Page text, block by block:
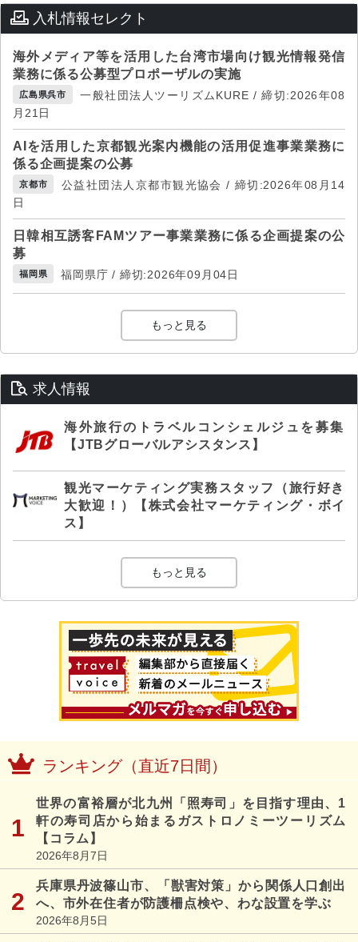
入札情報セレクト
海外メディア等を活用した台湾市場向け観光情報発信
業務に係る公募型プロポーザルの実施
広島県呉市
一般社団法人ツーリズムKURE / 締切:2026年08
月21日
AIを活用した京都観光案内機能の活用促進事業業務に
係る企画提案の公募
京都市
公益社団法人京都市観光協会 / 締切:2026年08月14
日
日韓相互誘客FAMツアー事業業務に係る企画提案の公
募
福岡県 福岡県庁 / 締切:2026年09月04日
もっと見る
求人情報
海外旅行のトラベルコンシェルジュを募集
【JTBグローバルアシスタンス】
観光マーケティング実務スタッフ（旅行好き
大歓迎！）【株式会社マーケティング・ボイ
ス】
もっと見る
ランキング（直近7日間）
世界の富裕層が北九州「照寿司」を目指す理由、1
軒の寿司店から始まるガストロノミーツーリズム
【コラム】
2026年8月7日
兵庫県丹波篠山市、「獣害対策」から関係人口創出
へ、市外在住者が防護柵点検や、わな設置を学ぶ
2026年8月5日